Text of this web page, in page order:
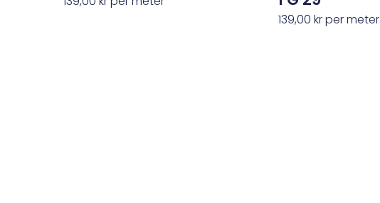
139,00krper meter